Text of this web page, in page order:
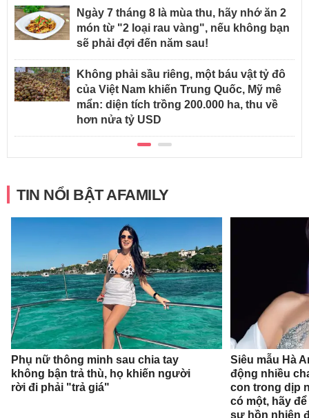
Ngày 7 tháng 8 là mùa thu, hãy nhớ ăn 2
món từ "2 loại rau vàng", nếu không bạn
sẽ phải đợi đến năm sau!
Không phải sầu riêng, một báu vật tỷ đô
của Việt Nam khiến Trung Quốc, Mỹ mê
mẩn: diện tích trồng 200.000 ha, thu về
hơn nửa tỷ USD
TIN NỔI BẬT AFAMILY
Phụ nữ thông minh sau chia tay
không bận trả thù, họ khiến người
rời đi phải "trả giá"
Siêu mẫu Hà
động nhiều
con trong dịp
có một, hãy
sự hồn nhiên